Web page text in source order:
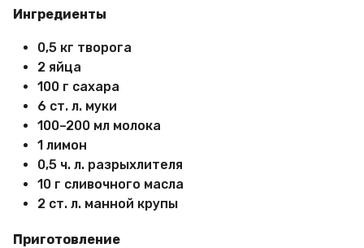
Ингредиенты
0,5 кг творога
2 яйца
100 г сахара
6 ст. л. муки
100–200 мл молока
1 лимон
0,5 ч. л. разрыхлителя
10 г сливочного масла
2 ст. л. манной крупы
Приготовление